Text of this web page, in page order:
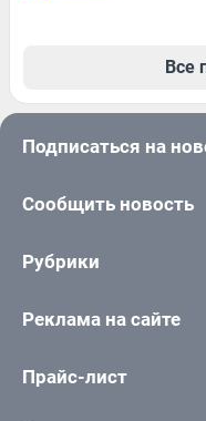
Все
Подписаться на
Сообщить новость
Рубрики
Реклама на сайте
Прайс-лист